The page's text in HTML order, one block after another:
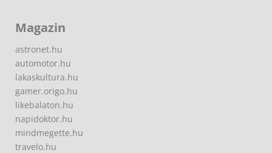
Magazin
astronet.hu
automotor.hu
lakaskultura.hu
gamer.origo.hu
likebalaton.hu
napidoktor.hu
mindmegette.hu
travelo.hu